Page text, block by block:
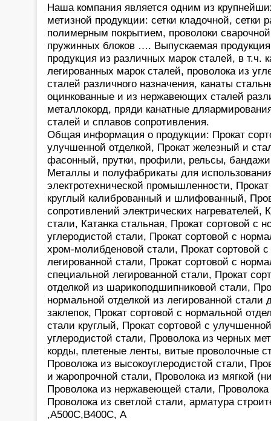
Наша компания является одним из
метизной продукции: сетки кладочной, сетки
полимерным покрытием, проволоки
пружинных блоков …. Выпускаемая
продукция из различных марок сталей, в т.ч.
легированных марок сталей, проволока из
сталей различного назначения, канаты
оцинкованные и из нержавеющих сталей
металлокорд, пряди канатные
сталей и сплавов сопротивления.
Общая информация о продукции: Прокат
улучшенной отделкой, Прокат железный и
фасонный, прутки, профили, рельсы,
Металлы и полуфабрикаты для
электротехнической промышленности,
круглый калиброванный и шлифованный,
сопротивлений электрических нагревателей,
стали, Катанка стальная, Прокат сортовой с
углеродистой стали, Прокат сортовой с
хром-молибденовой стали, Прокат сортовой
легированной стали, Прокат сортовой с
специальной легированной стали, Прокат
отделкой из шарикоподшипниковой стали,
нормальной отделкой из легированной стали
заклепок, Прокат сортовой с нормальной
стали круглый, Прокат сортовой с
углеродистой стали, Проволока из черных
корды, плетеные ленты, витые проволочные
Проволока из высокоуглеродистой стали,
и жаропрочной стали, Проволока из мягкой
Проволока из нержавеющей стали,
Проволока из светлой стали, арматура
,А500С,В400С, А